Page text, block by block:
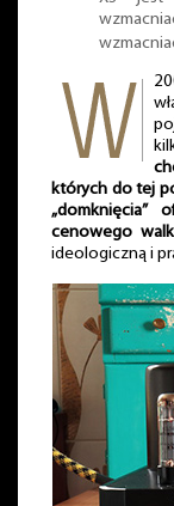
których do tej
cenowego
ideologiczną i